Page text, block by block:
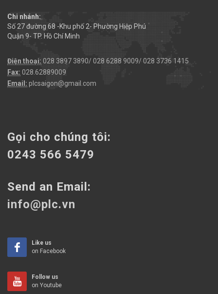
Chi nhánh:
Số 27 đường 68 -Khu phố 2- Phường Hiệp Phú
Quận 9- TP. Hồ Chí Minh
Điện thoại: 028 3897 3890/ 028 6288 9009/ 028 3736 1415
Fax: 028.62889009
Email: plcsaigon@gmail.com
Gọi cho chúng tôi:
0243 566 5479
Send an Email:
info@plc.vn
Like us
on Facebook
Follow us
on Youtube